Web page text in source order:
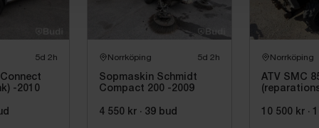
5d 2h
-2010
Norrköping 5d 2h
Sopmaskin Schmidt
Compact 200 -2009
4 550 kr · 39 bud
Norrköping
ATV SMC
10 500 kr ·